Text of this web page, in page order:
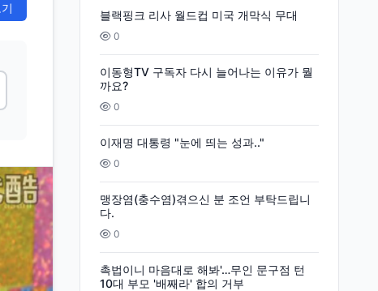
블랙핑크 리사 월드컵 미국 개막식 무대
0
이동형TV 구독자 다시 늘어나는 이유가 뭘
까요?
0
이재명 대통령 "눈에 띄는 성과.."
0
맹장염(충수염)겪으신 분 조언 부탁드립니
다.
0
촉법이니 마음대로 해봐'…무인 문구점 턴
10대 부모 '배째라' 합의 거부